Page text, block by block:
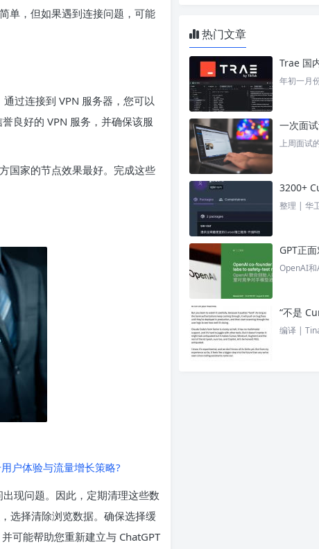
单，但如果遇到连接问题，可能
过连接到 VPN 服务器，您可以
良好的 VPN 服务，并确保该服
国家的节点效果最好。完成这些
户体验与流量增长策略?
现问题。因此，定期清理这些数
选择清除浏览数据。确保选择缓
可能帮助您重新建立与 ChatGPT
热门文章
年初一月
上周面试
整理 | 华
OpenAI
编译 |